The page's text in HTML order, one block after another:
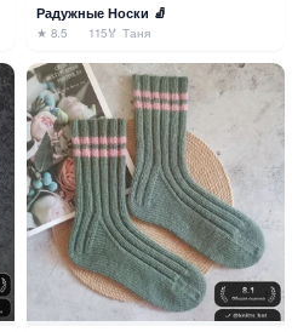
Радужные Носки 🧦
★ 8.5 115🏅 Таня